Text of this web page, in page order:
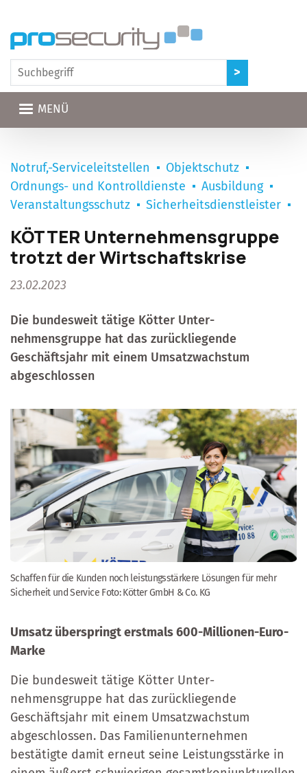
MENÜ
Notruf,-Serviceleitstellen
Objektschutz
Ordnungs- und Kontrolldienste
Ausbildung
Veranstaltungsschutz
Sicherheitsdienstleister
KÖTTER Unternehmensgruppe
trotzt der Wirtschaftskrise
23.02.2023
Die bundesweit tätige Kötter Unter­
nehmensgruppe hat das zurück­lie­gen­de
Geschäftsjahr mit einem Umsatzwachstum
abgeschlossen
Schaffen für die Kunden noch leistungsstärkere Lösungen für mehr
Sicherheit und Service Foto: Kötter GmbH & Co. KG
Umsatz überspringt erstmals 600-Millionen-Euro-
Marke
Die bundesweit tätige Kötter Unter­
nehmensgruppe hat das zurück­lie­gen­de
Geschäftsjahr mit einem Umsatzwachstum
abgeschlossen. Das Familien­unter­neh­men
bestätigte damit erneut seine Leistungsstärke in